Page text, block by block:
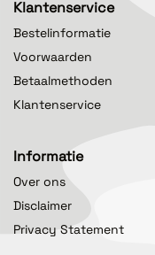
Klantenservice
Bestelinformatie
Voorwaarden
Betaalmethoden
Klantenservice
Informatie
Over ons
Disclaimer
Privacy Statement